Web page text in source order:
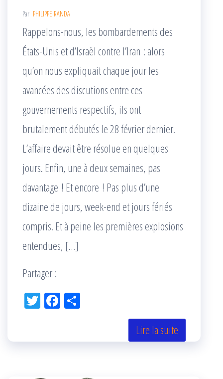
Par PHILIPPE RANDA
Rappelons-nous, les bombardements des
États-Unis et d’Israël contre l’Iran : alors
qu’on nous expliquait chaque jour les
avancées des discutions entre ces
gouvernements respectifs, ils ont
brutalement débutés le 28 février dernier.
L’affaire devait être résolue en quelques
jours. Enfin, une à deux semaines, pas
davantage ! Et encore ! Pas plus d’une
dizaine de jours, week-end et jours fériés
compris. Et à peine les premières explosions
entendues, […]
Partager :
Tw Fac
k r
Lire la suite